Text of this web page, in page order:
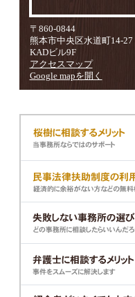
〒860-0844
熊本市中央区水道町14-27
KADビル9F
アクセスマップ
Google mapを開く